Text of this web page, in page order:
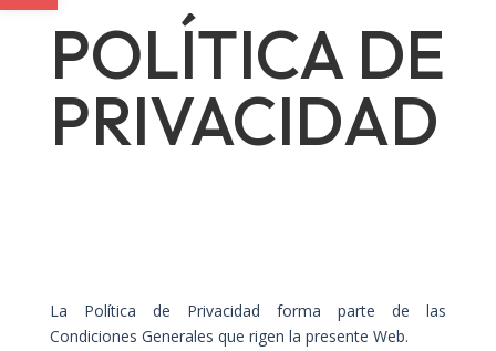
POLÍTICA DE
PRIVACIDAD
La Política de Privacidad forma parte de las
Condiciones Generales que rigen la presente Web.